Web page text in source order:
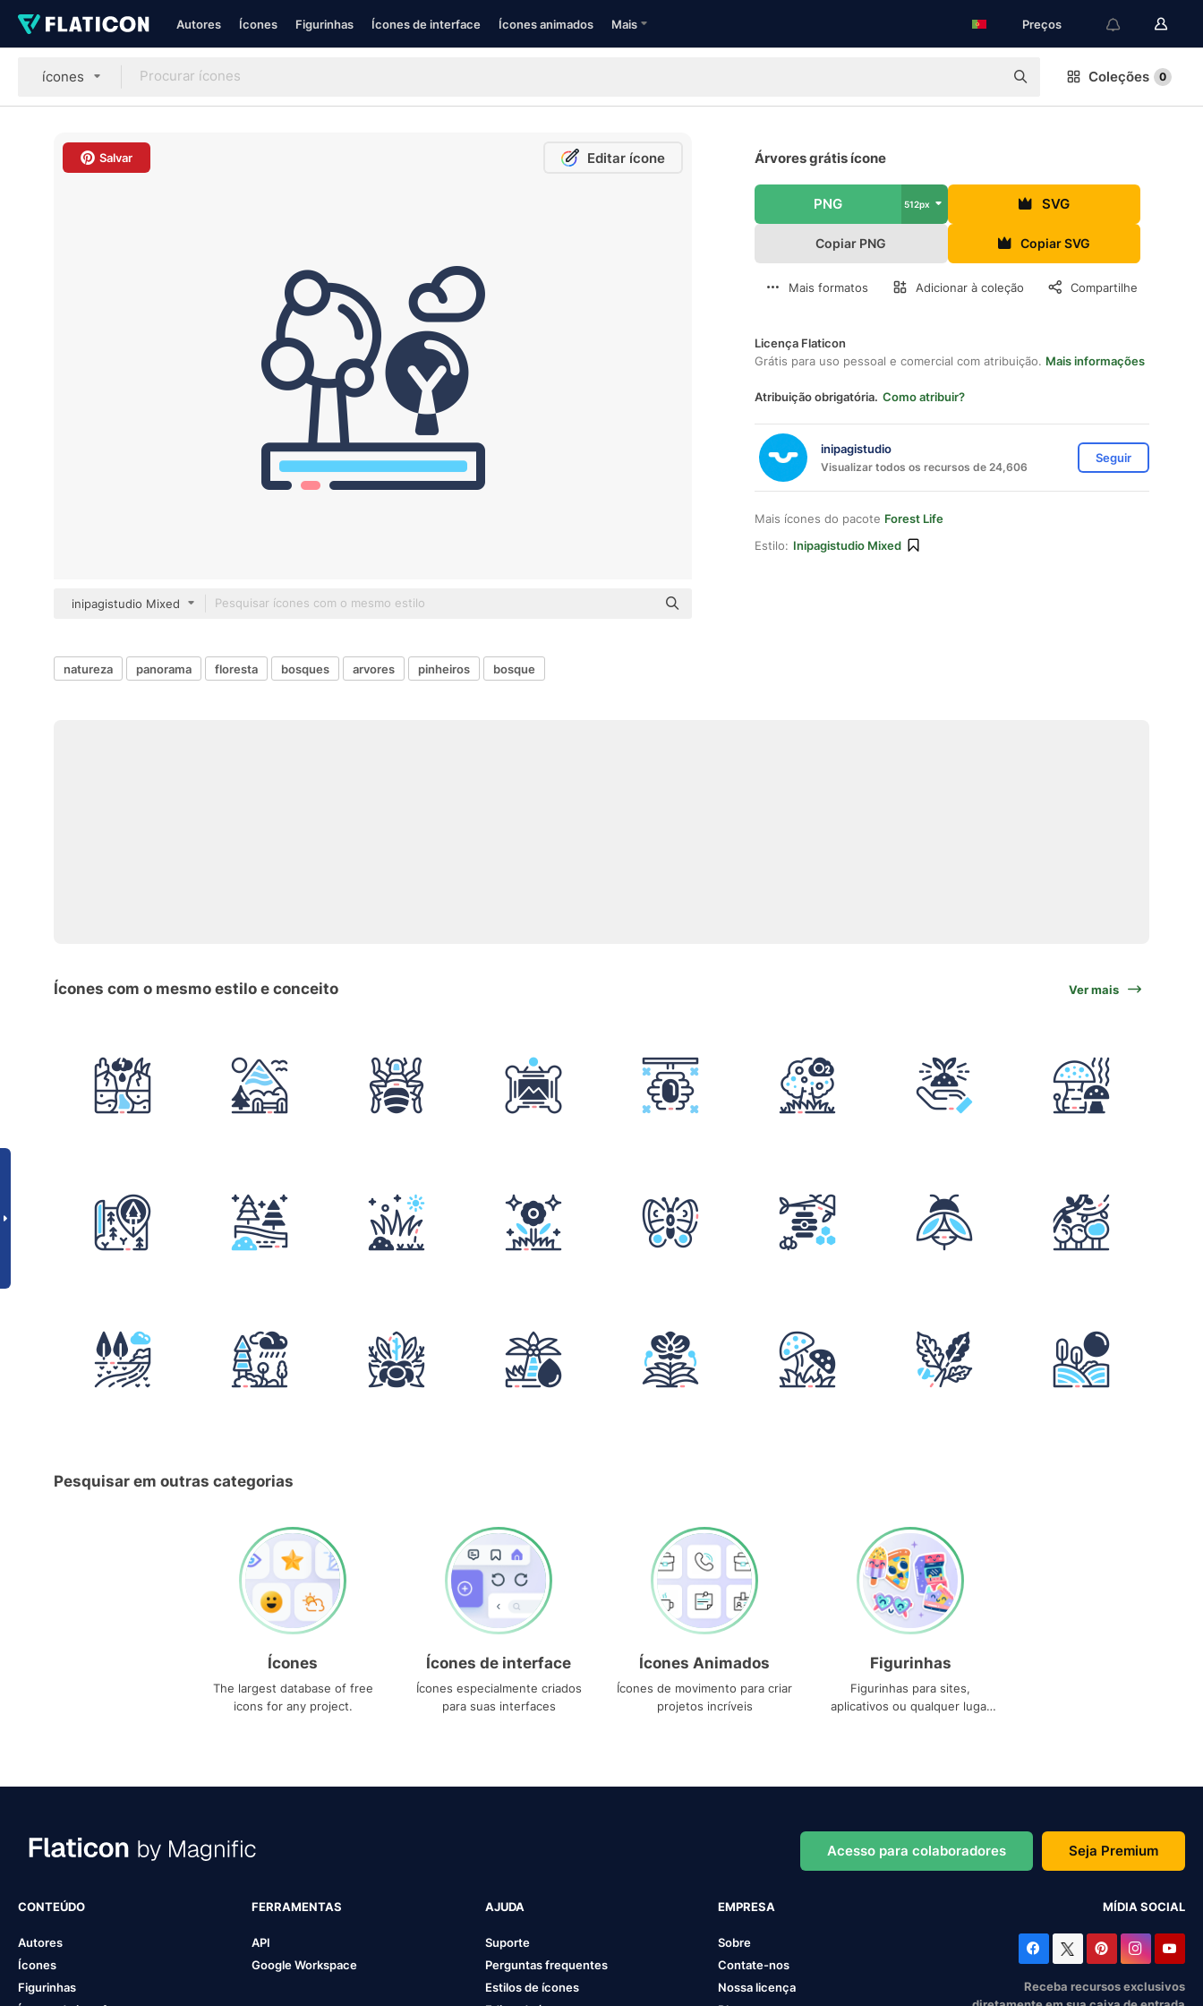
Autores Ícones Figurinhas Ícones de interface Ícones animados Mais Preços
ícones Coleções 0
Salvar Editar ícone
inipagistudio Mixed
Árvores grátis ícone
PNG 512px SVG
Copiar PNG Copiar SVG
Mais formatos Adicionar à coleção Compartilhe
Licença Flaticon
Grátis para uso pessoal e comercial com atribuição. Mais informações
Atribuição obrigatória. Como atribuir?
inipagistudio
Visualizar todos os recursos de 24,606
Seguir
Mais ícones do pacote Forest Life
Estilo: Inipagistudio Mixed
natureza panorama floresta bosques arvores pinheiros bosque
Ícones com o mesmo estilo e conceito Ver mais
Pesquisar em outras categorias
Ícones
The largest database of free
icons for any project.
Ícones de interface
Ícones especialmente criados
para suas interfaces
Ícones Animados
Ícones de movimento para criar
projetos incríveis
Figurinhas
Figurinhas para sites,
aplicativos ou qualquer lugar
Acesso para colaboradores Seja Premium
CONTEÚDO
Autores
Ícones
Figurinhas
FERRAMENTAS
API
Google Workspace
AJUDA
Suporte
Perguntas frequentes
Estilos de ícones
EMPRESA
Sobre
Contate-nos
Nossa licença
MÍDIA SOCIAL
Receba recursos exclusivos